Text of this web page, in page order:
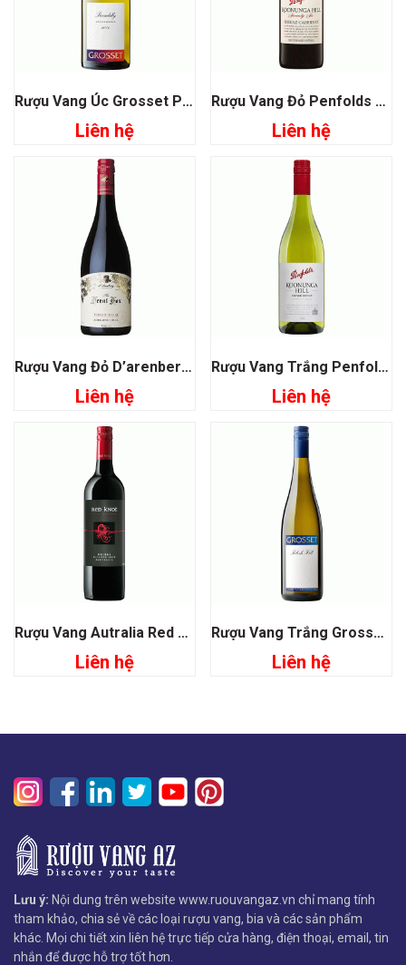
Rượu Vang Úc Grosset Piccadilly Chardonnay
Liên hệ
Rượu Vang Đỏ Penfolds Koonunga Hill 76 Shiraz Cabernet
Liên hệ
Rượu Vang Đỏ D’arenberg The Feral Fox Pinot Noir
Liên hệ
Rượu Vang Trắng Penfolds Koonunga Hill Chardonnay
Liên hệ
Rượu Vang Autralia Red Knot Shiraz
Liên hệ
Rượu Vang Trắng Grosset Polish Hill Riesling
Liên hệ
Lưu ý: Nội dung trên website www.ruouvangaz.vn chỉ mang tính
tham khảo, chia sẻ về các loại rượu vang, bia và các sản phẩm
khác. Mọi chi tiết xin liên hệ trực tiếp cửa hàng, điện thoại, email, tin
nhắn để được hỗ trợ tốt hơn.